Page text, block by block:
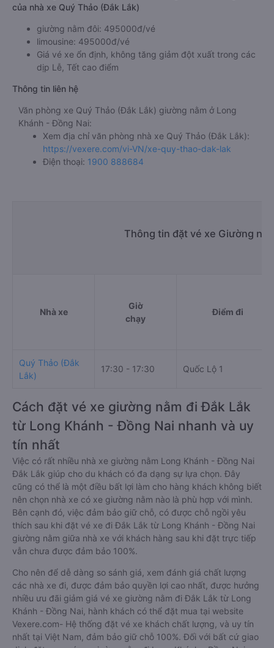
của nhà xe Quý Thảo (Đắk Lắk)
giường nằm đôi: 495000đ/vé
limousine: 495000đ/vé
Giá vé xe ổn định, không tăng giảm đột xuất trong các
dịp Lễ, Tết cao điểm
Thông tin liên hệ
Văn phòng xe Quý Thảo (Đắk Lắk) giường nằm ở Long
Khánh - Đồng Nai:
Xem địa chỉ văn phòng nhà xe Quý Thảo (Đắk Lắk):
https://vexere.com/vi-VN/xe-quy-thao-dak-lak
Điện thoại: 1900 888684
Thông tin đặt vé xe Giường
Nhà xe
Giờ
chạy
Điểm đi
Quý Thảo (Đắk
Lắk)
17:30 - 17:30 Quốc Lộ 1
Cách đặt vé xe giường nằm đi Đắk Lắk
từ Long Khánh - Đồng Nai nhanh và uy
tín nhất
Việc có rất nhiều nhà xe giường nằm Long Khánh - Đồng Nai
Đắk Lắk giúp cho du khách có đa dạng sự lựa chọn. Đây
cũng có thể là một điều bất lợi làm cho hàng khách không biết
nên chọn nhà xe có xe giường nằm nào là phù hợp với mình.
Bên cạnh đó, việc đảm bảo giữ chỗ, có được chỗ ngồi yêu
thích sau khi đặt vé xe đi Đắk Lắk từ Long Khánh - Đồng Nai
giường nằm giữa nhà xe với khách hàng sau khi đặt trực tiếp
vẫn chưa được đảm bảo 100%.
Cho nên để dễ dàng so sánh giá, xem đánh giá chất lượng
các nhà xe đi, được đảm bảo quyền lợi cao nhất, được hưởng
nhiều ưu đãi giảm giá vé xe giường nằm đi Đắk Lắk từ Long
Khánh - Đồng Nai, hành khách có thể đặt mua tại website
Vexere.com- Hệ thống đặt vé xe khách chất lượng, và uy tín
nhất tại Việt Nam, đảm bảo giữ chỗ 100%. Đối với bất cứ giao